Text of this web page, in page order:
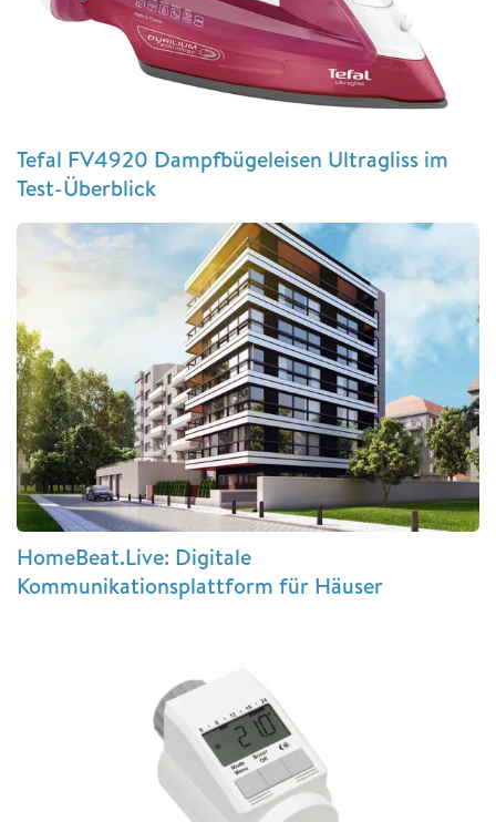
Tefal FV4920 Dampfbügeleisen Ultragliss im
Test-Überblick
HomeBeat.Live: Digitale
Kommunikationsplattform für Häuser